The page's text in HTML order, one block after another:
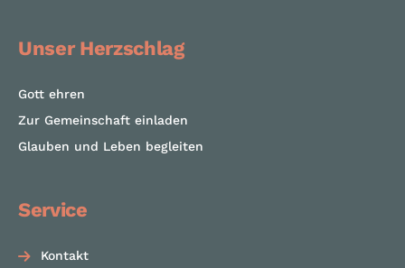
Unser Herzschlag
Gott ehren
Zur Gemeinschaft einladen
Glauben und Leben begleiten
Service
Kontakt